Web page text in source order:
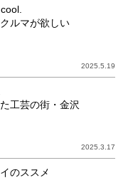
ルマが欲しい
2025.5.19
工芸の街・金沢
2025.3.17
のススメ